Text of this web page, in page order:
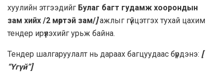
хуулийн этгээдийг Булаг багт гудамж хоорондын
зам хийх /2 мөртэй зам/]ажлыг гүйцэтгэх тухай цахим
тендер ирүүлэхийг урьж байна.
Тендер шалгаруулалт нь дараах багцуудаас бүрдэнэ: [
“Үгүй”]